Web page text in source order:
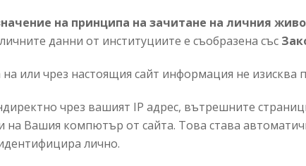
на принципа на зачитане на личния
данни от институциите е съобразена със
или чрез настоящия сайт информация не изисква
чрез вашият IP адрес, вътрешните
на Вашия компютър от сайта. Това става
лично.